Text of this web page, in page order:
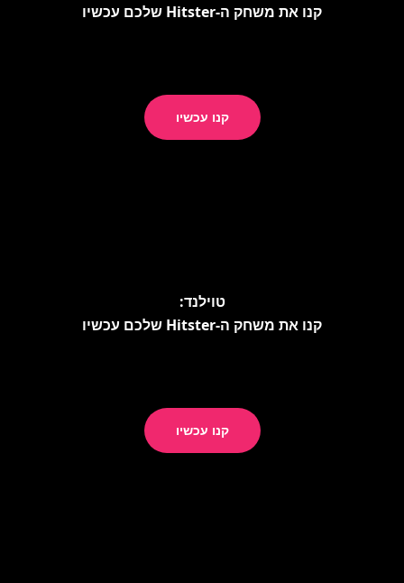
קנו את משחק ה-Hitster שלכם עכשיו
קנו עכשיו
טוילנד:
קנו את משחק ה-Hitster שלכם עכשיו
קנו עכשיו